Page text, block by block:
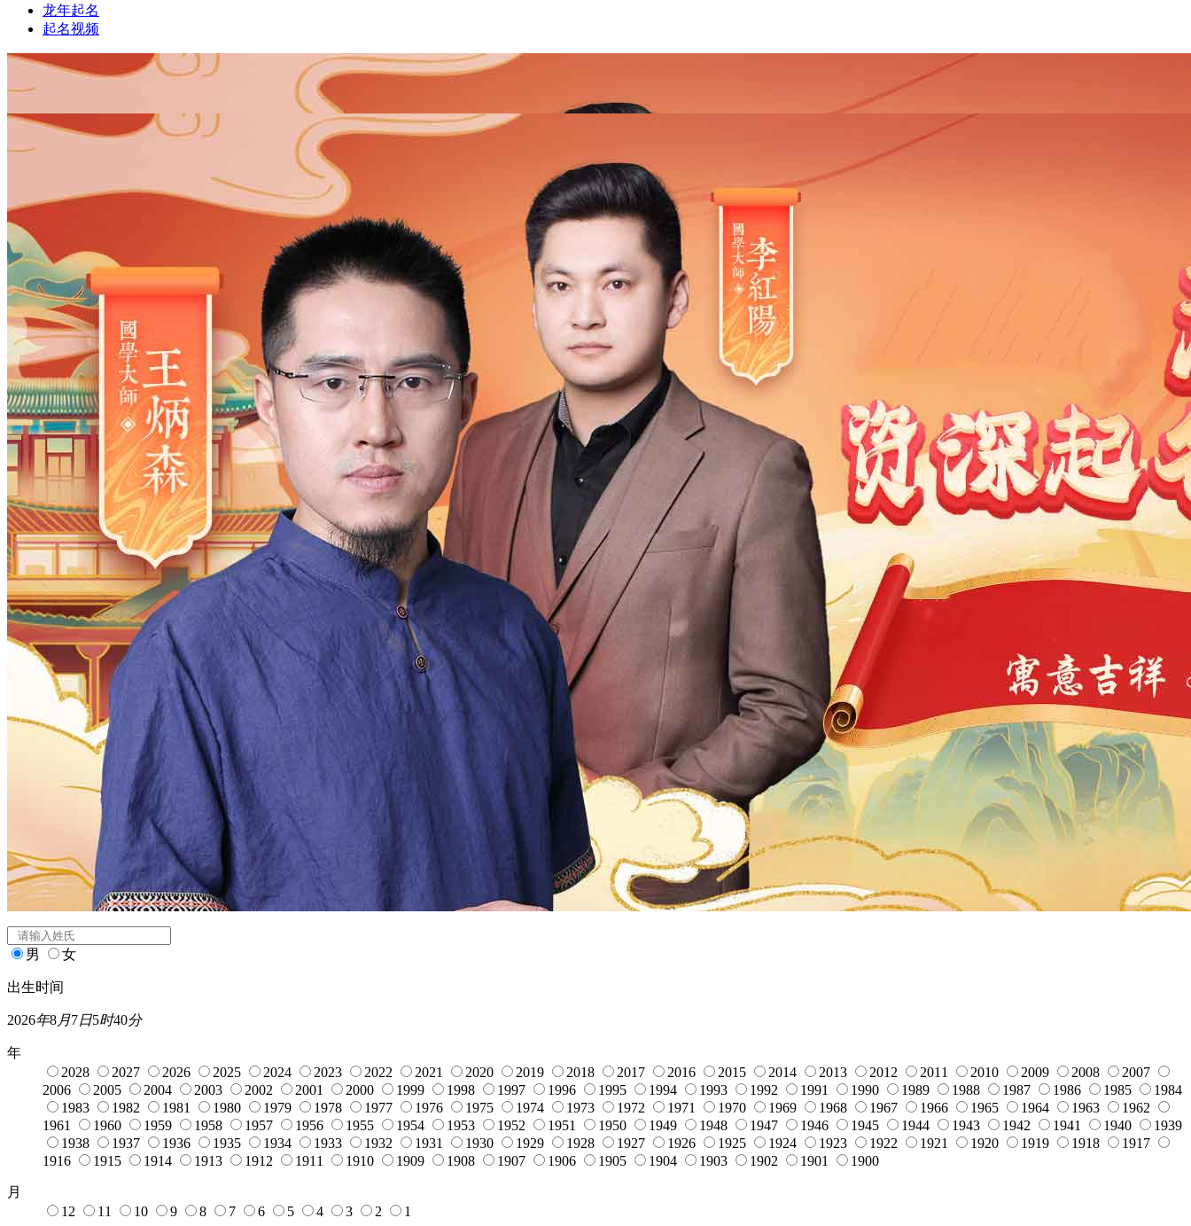
龙年起名
起名视频
男
男 女
出生时间
2026年 日5 40分
年
2028
2027 2026 2025 2024 2023 2022 2021 2020 2019 2018 2017 2016 2012
2007
2006
2005 2004 2003 2002 1998 1997 1996 1995 1994 1993 1992 1990 1989 1988 1987 1986 1985
1984
1983
1982 1981 1980 1979 1977 1975 1974 1973 1972 1971 1969 1968 1967 1966 1965 1964 1963
1962
1961
1960 1959 1958 1957 1955 1954 1953 1952 1951 1950 1948 1947 1946 1945 1944 1943 1942 1941 1940
1939
1938
1937 1936 1935 1934 1933 1932 1931 1929 1928 1927 1926 1924 1923 1922 1921 1920 1919 1918
1917
1915 1914 1913 1911 1910 1909 1908 1907 1906 1905 1902 1901 1900
月
12
11 10 9 8 7 6 4 3 2 1
日
31
30 29 28 27 26 25 24 23 19 18 17 9 7 6 5 4 1
时
23
22 21 20 19 18 17 16 14 13 11 8
59
58 56 52 51 50 49 48 45 40 39 38 37 33 32 31 30
29
28
27 25 24 22 21 14 9 8 6 2 1 0
店铺起名
*
男 女
出生时间
2026年8月7日5时40分
年
2028
2027 2026 2025 2024 2023 2022 2021 2020 2019 2018 2017 2016 2015 2014 2013 2012 2011 2010 2009 2008
2007
2006
2005 2004 2003 2002 2001 2000 1999 1998 1997 1996 1995 1994 1993 1992 1991 1990 1989 1988 1987 1986 1985
1984
1983
1982 1981 1980 1979 1978 1977 1976 1975 1974 1973 1972 1971 1970 1969 1968 1967 1966 1965 1964 1963
1962
1961
1960 1959 1958 1957 1956 1955 1954 1953 1952 1951 1950 1949 1948 1947 1946 1945 1944 1943 1942 1941 1940
1939
1938
1937 1936 1935 1934 1933 1932 1931 1930 1929 1928 1927 1926 1925 1924 1923 1922 1921 1920 1919 1918
1917
1916
1915 1914 1913 1912 1911 1910 1909 1908 1907 1906 1905 1904 1903 1902 1901 1900
月
12
11 10 9 8 7 6 5 4 3 2 1